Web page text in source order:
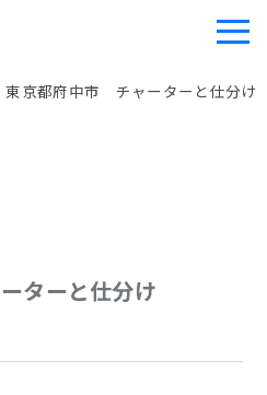
東京都府中市 チャーターと仕分け
ターと仕分け